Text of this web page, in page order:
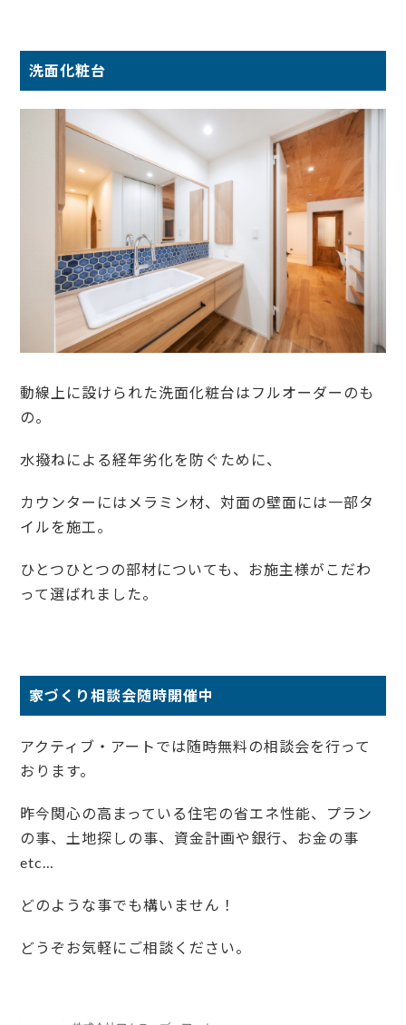
洗面化粧台
動線上に設けられた洗面化粧台はフルオーダーのも
の。
水撥ねによる経年劣化を防ぐために、
カウンターにはメラミン材、対面の壁面には一部タ
イルを施工。
ひとつひとつの部材についても、お施主様がこだわ
って選ばれました。
家づくり相談会随時開催中
アクティブ・アートでは随時無料の相談会を行って
おります。
昨今関心の高まっている住宅の省エネ性能、プラン
の事、土地探しの事、資金計画や銀行、お金の事
etc…
どのような事でも構いません！
どうぞお気軽にご相談ください。